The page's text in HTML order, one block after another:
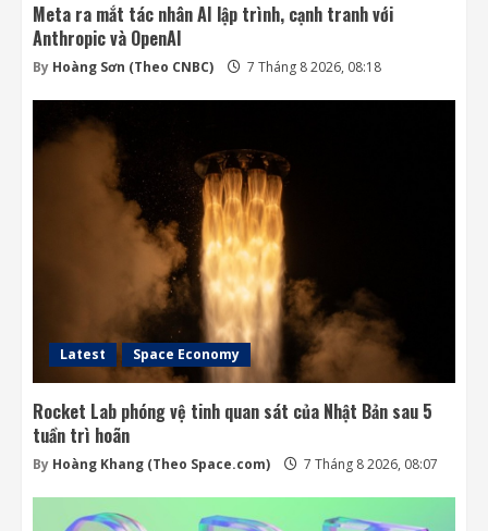
Meta ra mắt tác nhân AI lập trình, cạnh tranh với
Anthropic và OpenAI
By Hoàng Sơn (Theo CNBC) 7 Tháng 8 2026, 08:18
Latest Space Economy
Rocket Lab phóng vệ tinh quan sát của Nhật Bản sau 5
tuần trì hoãn
By Hoàng Khang (Theo Space.com) 7 Tháng 8 2026, 08:07